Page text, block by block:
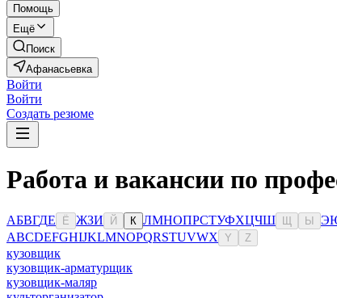
Помощь
Ещё
Поиск
Афанасьевка
Войти
Войти
Создать резюме
Работа и вакансии по
АБВГДЕ Ё ЖЗИ Й К ЛМНОПРСТУФХЦЧШ Ы Э
ABCDEFGHIJKLMNOPQRSTUVWX Y Z
кузовщик
кузовщик-арматурщик
кузовщик-маляр